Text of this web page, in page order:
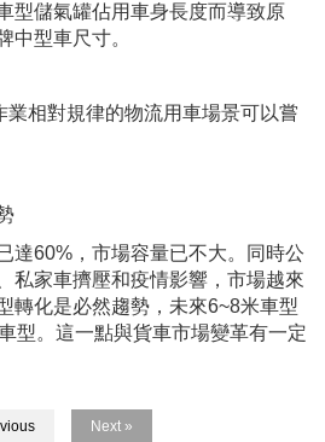
型儲氣罐佔用車身長度而導致原
中型車尺寸。
相對規律的物流用車場景可以嘗
達60% ，市場容量已不大。同時公
私家車擠壓和疫情影響，市場越來
轉化是必然趨勢，未來6~8米車型
型。這一點與貨車市場變革有一定
Next »